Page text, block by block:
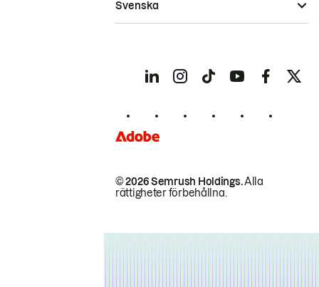
© 2026 Semrush Holdings.Alla
rättigheter förbehållna.
Svenska